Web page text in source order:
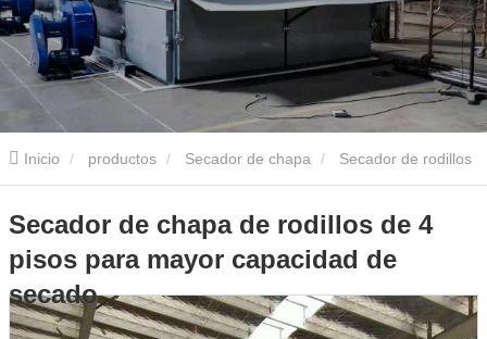
Inicio productos Secador de chapa Secador de rodillos
de chapa
capacidad de secado
Secador de chapa de rodillos de 4
pisos para mayor capacidad de
secado